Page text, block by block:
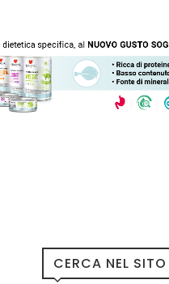
CERCA NEL